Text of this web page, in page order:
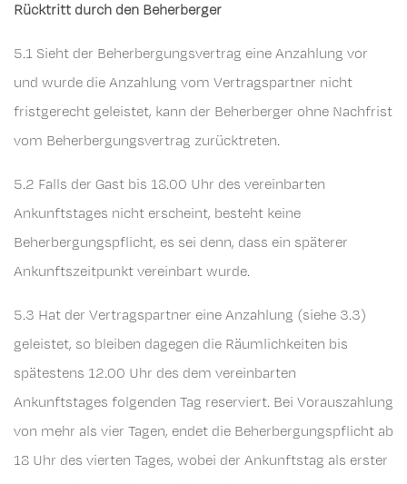
Rücktritt durch den Beherberger
5.1 Sieht der Beherbergungsvertrag eine Anzahlung vor
und wurde die Anzahlung vom Vertragspartner nicht
fristgerecht geleistet, kann der Beherberger ohne Nachfrist
vom Beherbergungsvertrag zurücktreten.
5.2 Falls der Gast bis 18.00 Uhr des vereinbarten
Ankunftstages nicht erscheint, besteht keine
Beherbergungspflicht, es sei denn, dass ein späterer
Ankunftszeitpunkt vereinbart wurde.
5.3 Hat der Vertragspartner eine Anzahlung (siehe 3.3)
geleistet, so bleiben dagegen die Räumlichkeiten bis
spätestens 12.00 Uhr des dem vereinbarten
Ankunftstages folgenden Tag reserviert. Bei Vorauszahlung
von mehr als vier Tagen, endet die Beherbergungspflicht ab
18 Uhr des vierten Tages, wobei der Ankunftstag als erster